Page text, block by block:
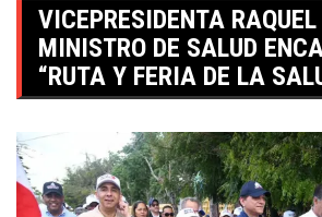
VICEPRESIDENTA
MINISTRO DE SALUD
“RUTA Y FERIA DE LA